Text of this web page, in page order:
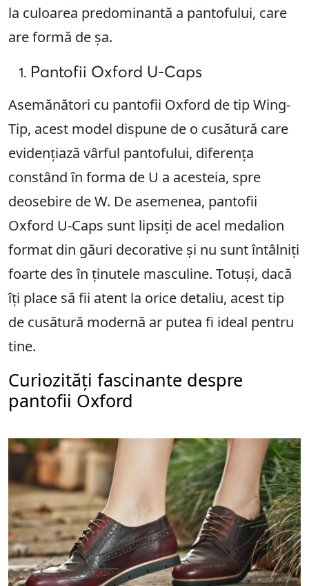
la culoarea predominantă a pantofului, care
are formă de șa.
Pantofii Oxford U-Caps
Asemănători cu pantofii Oxford de tip Wing-
Tip, acest model dispune de o cusătură care
evidențiază vârful pantofului, diferența
constând în forma de U a acesteia, spre
deosebire de W. De asemenea, pantofii
Oxford U-Caps sunt lipsiți de acel medalion
format din găuri decorative și nu sunt întâlniți
foarte des în ținutele masculine. Totuși, dacă
îți place să fii atent la orice detaliu, acest tip
de cusătură modernă ar putea fi ideal pentru
tine.
Curiozități fascinante despre
pantofii Oxford